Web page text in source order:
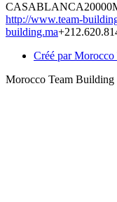
CASABLANCA20000
http://www.team-
building.ma
Créé par
Morocco Team